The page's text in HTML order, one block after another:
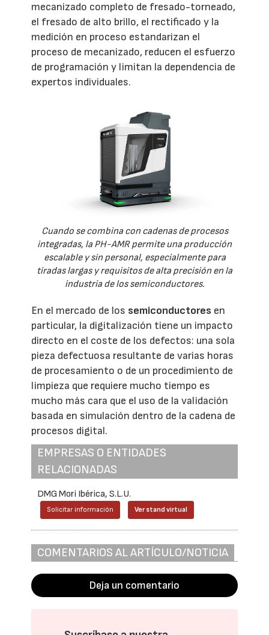
mecanizado completo de fresado-torneado,
el fresado de alto brillo, el rectificado y la
medición en proceso estandarizan el
proceso de mecanizado, reducen el esfuerzo
de programación y limitan la dependencia de
expertos individuales.
Cuando se combina con cadenas de procesos
integradas, la PH-AMR permite una producción
escalable y sin personal, especialmente para
tiradas largas y requisitos de alta precisión en la
industria de los semiconductores.
En el mercado de los semiconductores en
particular, la digitalización tiene un impacto
directo en el coste de los defectos: una sola
pieza defectuosa resultante de varias horas
de procesamiento o de un procedimiento de
limpieza que requiere mucho tiempo es
mucho más cara que el uso de la validación
basada en simulación dentro de la cadena de
procesos digital.
EMPRESAS O ENTIDADES
RELACIONADAS
DMG Mori Ibérica, S.L.U.
Solicitar información Ver stand virtual
COMENTARIOS AL ARTÍCULO/NOTICIA
Deja un comentario